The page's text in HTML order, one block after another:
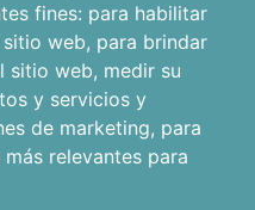
fines: para habilitar
web, para brindar
sitio web, medir su
y servicios y
de marketing, para
relevantes para